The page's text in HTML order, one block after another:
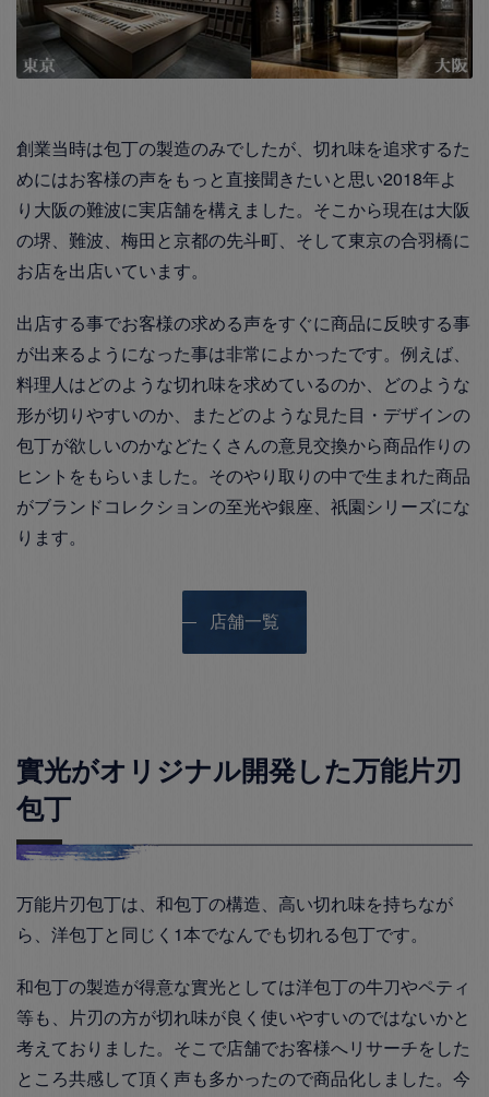
創業当時は包丁の製造のみでしたが、切れ味を追求するた
めにはお客様の声をもっと直接聞きたいと思い2018年よ
り大阪の難波に実店舗を構えました。そこから現在は大阪
の堺、難波、梅田と京都の先斗町、そして東京の合羽橋に
お店を出店いています。
出店する事でお客様の求める声をすぐに商品に反映する事
が出来るようになった事は非常によかったです。例えば、
料理人はどのような切れ味を求めているのか、どのような
形が切りやすいのか、またどのような見た目・デザインの
包丁が欲しいのかなどたくさんの意見交換から商品作りの
ヒントをもらいました。そのやり取りの中で生まれた商品
がブランドコレクションの至光や銀座、祇園シリーズにな
ります。
店舗一覧
實光がオリジナル開発した万能片刃
包丁
万能片刃包丁は、和包丁の構造、高い切れ味を持ちなが
ら、洋包丁と同じく1本でなんでも切れる包丁です。
和包丁の製造が得意な實光としては洋包丁の牛刀やペティ
等も、片刃の方が切れ味が良く使いやすいのではないかと
考えておりました。そこで店舗でお客様へリサーチをした
ところ共感して頂く声も多かったので商品化しました。今